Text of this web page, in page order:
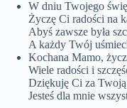
W dniu Twojego
Życzę Ci radości na
Abyś zawsze była
A każdy Twój
Kochana Mamo,
Wiele radości i
Dziękuję Ci za Twoją
Jesteś dla mnie